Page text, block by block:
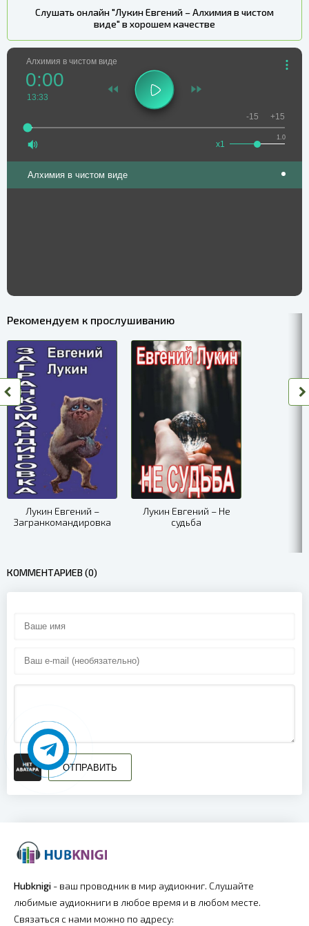
Слушать онлайн "Лукин Евгений – Алхимия в чистом
виде" в хорошем качестве
Алхимия в чистом виде
0:00
13:33
1.0
x1
-15 +15
Алхимия в чистом виде
Рекомендуем к прослушиванию
Лукин Евгений –
Загранкомандировка
Лукин Евгений – Не
судьба
КОММЕНТАРИЕВ (0)
ОТПРАВИТЬ
Hubknigi - ваш проводник в мир аудиокниг. Слушайте
любимые аудиокниги в любое время и в любом месте.
Связаться с нами можно по адресу: